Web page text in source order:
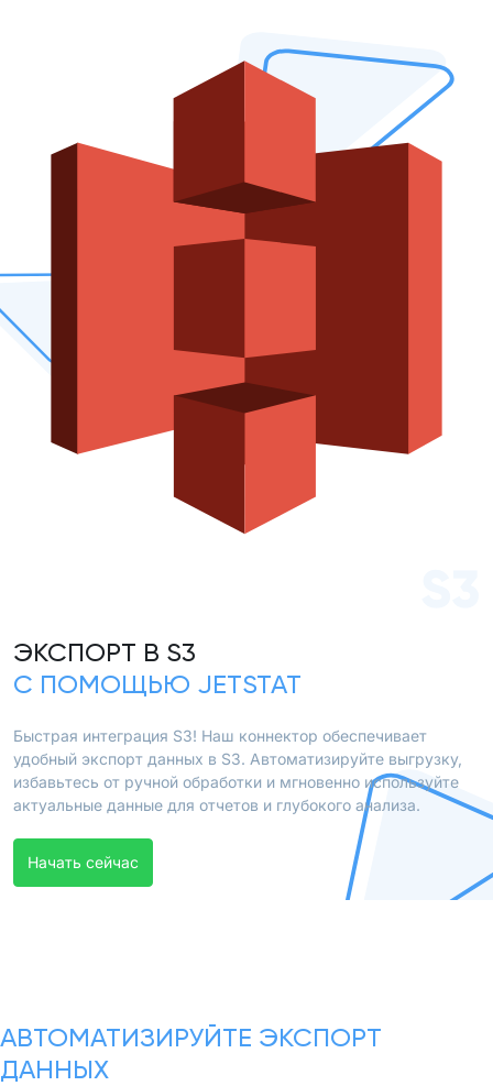
ЭКСПОРТ В S3
С ПОМОЩЬЮ JETSTAT
Быстрая интеграция S3! Наш коннектор обеспечивает
удобный экспорт данных в S3. Автоматизируйте выгрузку,
избавьтесь от ручной обработки и мгновенно используйте
актуальные данные для отчетов и глубокого анализа.
Начать сейчас
АВТОМАТИЗИРУЙТЕ ЭКСПОРТ
ДАННЫХ